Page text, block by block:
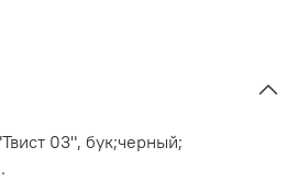
03", бук;черный;